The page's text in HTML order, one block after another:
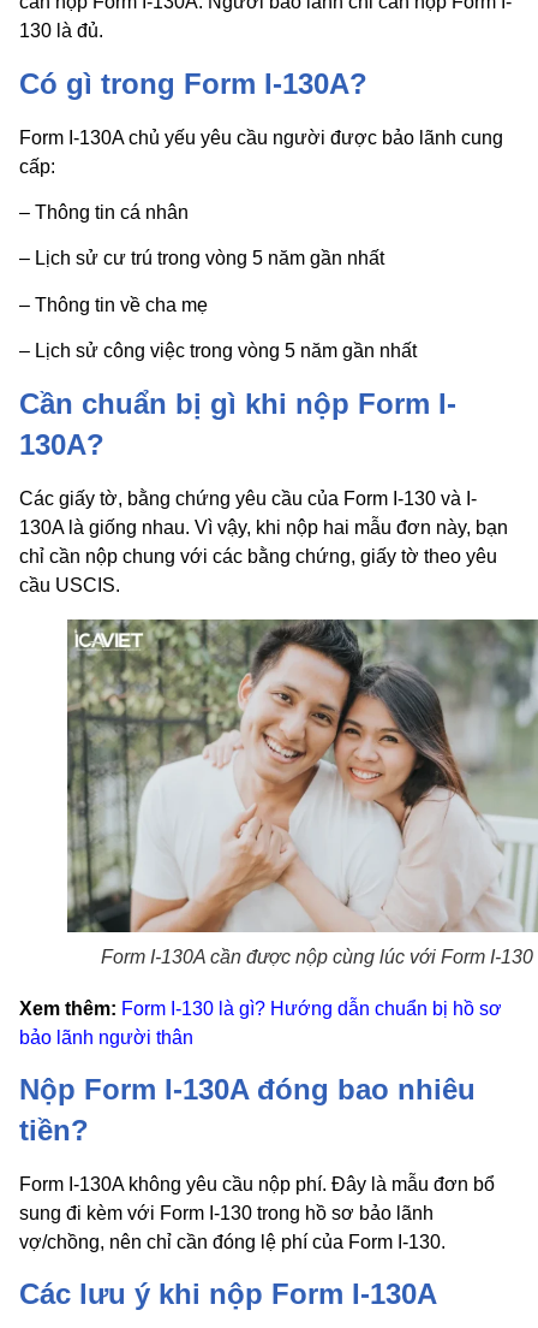
130 là đủ.
Có gì trong Form I-130A?
Form I-130A chủ yếu yêu cầu người được bảo lãnh cung
cấp:
– Thông tin cá nhân
– Lịch sử cư trú trong vòng 5 năm gần nhất
– Thông tin về cha mẹ
– Lịch sử công việc trong vòng 5 năm gần nhất
Cần chuẩn bị gì khi nộp Form I-
130A?
Các giấy tờ, bằng chứng yêu cầu của Form I-130 và I-
130A là giống nhau. Vì vậy, khi nộp hai mẫu đơn này, bạn
chỉ cần nộp chung với các bằng chứng, giấy tờ theo yêu
cầu USCIS.
Form I-130A cần được nộp cùng lúc với Form I-130
Xem thêm: Form I-130 là gì? Hướng dẫn chuẩn bị hồ sơ
bảo lãnh người thân
Nộp Form I-130A đóng bao nhiêu
tiền?
Form I-130A không yêu cầu nộp phí. Đây là mẫu đơn bổ
sung đi kèm với Form I-130 trong hồ sơ bảo lãnh
vợ/chồng, nên chỉ cần đóng lệ phí của Form I-130.
Các lưu ý khi nộp Form I-130A